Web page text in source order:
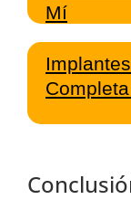
Mí